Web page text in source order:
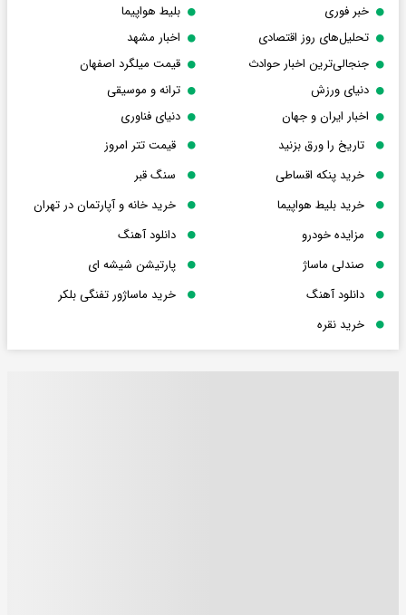
خبر فوری
بلیط هواپیما
تحلیل‌های روز اقتصادی
اخبار مشهد
جنجالی‌ترین اخبار حوادث
قیمت میلگرد اصفهان
دنیای ورزش
ترانه و موسیقی
اخبار ایران و جهان
دنیای فناوری
تاریخ را ورق بزنید
قیمت تتر امروز
خرید پنکه اقساطی
سنگ قبر
خرید بلیط هواپیما
خرید خانه و آپارتمان در تهران
مزایده خودرو
دانلود آهنگ
صندلی ماساژ
پارتیشن شیشه ای
دانلود آهنگ
خرید ماساژور تفنگی بلکر
خرید نقره